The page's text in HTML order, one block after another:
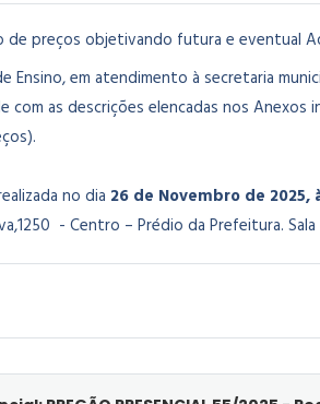
de preços objetivando futura e eventual
Ensino, em atendimento à secretaria
com as descrições elencadas nos
no dia 26 de Novembro de 2025,
- Centro – Prédio da Prefeitura.